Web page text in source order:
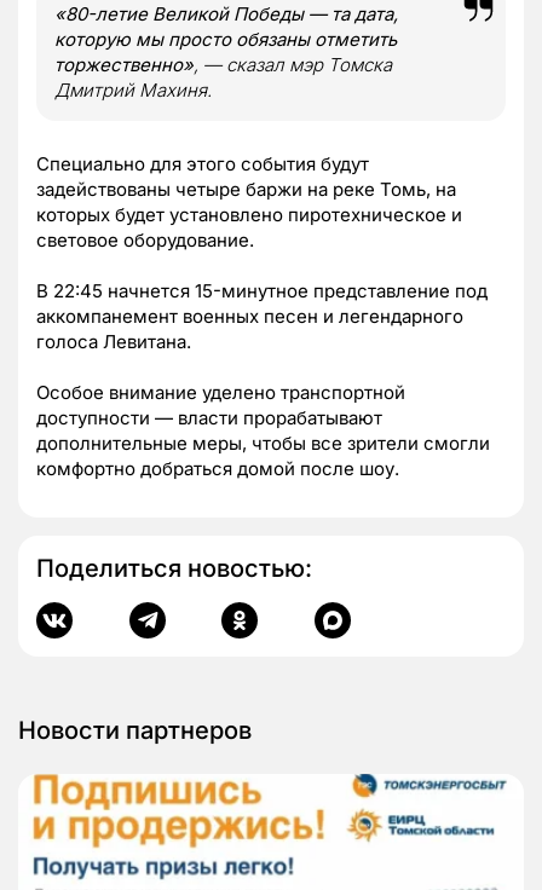
«80-летие Великой Победы — та дата,
которую мы просто обязаны отметить
торжественно», — сказал мэр Томска
Дмитрий Махиня.
Специально для этого события будут
задействованы четыре баржи на реке Томь, на
которых будет установлено пиротехническое и
световое оборудование.
В 22:45 начнется 15-минутное представление под
аккомпанемент военных песен и легендарного
голоса Левитана.
Особое внимание уделено транспортной
доступности — власти прорабатывают
дополнительные меры, чтобы все зрители смогли
комфортно добраться домой после шоу.
Поделиться новостью:
Новости партнеров